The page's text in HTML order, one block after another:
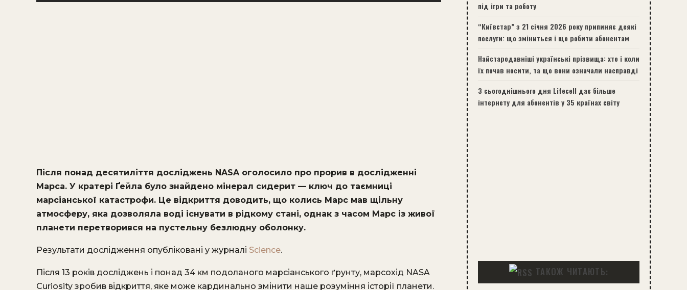
Після понад десятиліття досліджень NASA оголосило про прорив в дослідженні
Марса. У кратері Ґейла було знайдено мінерал сидерит — ключ до таємниці
марсіанської катастрофи. Це відкриття доводить, що колись Марс мав щільну
атмосферу, яка дозволяла воді існувати в рідкому стані, однак з часом Марс із живої
планети перетворився на пустельну безлюдну оболонку.
Результати дослідження опубліковані у журналі Science.
Після 13 років досліджень і понад 34 км подоланого марсіанського ґрунту, марсохід NASA
Curiosity зробив відкриття, яке може кардинально змінити наше розуміння історії планети.
під ігри та роботу
“Київстар” з 21 січня 2026 року припиняє деякі
послуги: що зміниться і що робити абонентам
Найстародавніші українські прізвища: хто і коли
їх почав носити, та що вони означали насправді
З сьогоднішнього дня Lifecell дає більше
інтернету для абонентів у 35 країнах світу
ТАКОЖ ЧИТАЮТЬ: